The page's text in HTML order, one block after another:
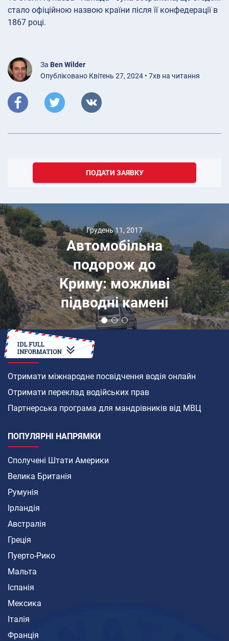
стало офіційною назвою країни після її конфедерації в
1867 році.
За Ben Wilder
Опубліковано Квітень 27, 2024 • 7хв на читання
ПОДАТИ ЗАЯВКУ
Грудень 11, 2017
Автомобільна
подорож до
Криму: можливі
підводні камені
ЯК
Отримати міжнародне посвідчення водія онлайн
Отримати переклад водійських прав
Партнерська програма для мандрівників від МВЦ
ПОПУЛЯРНІ НАПРЯМКИ
Сполучені Штати Америки
Велика Британія
Румунія
Ірландія
Австралія
Греція
Пуерто-Рико
Мальта
Іспанія
Мексика
Італія
Франція